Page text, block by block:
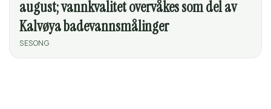
august; vannkvalitet overvåkes som del av
Kalvøya badevannsmålinger
SESONG